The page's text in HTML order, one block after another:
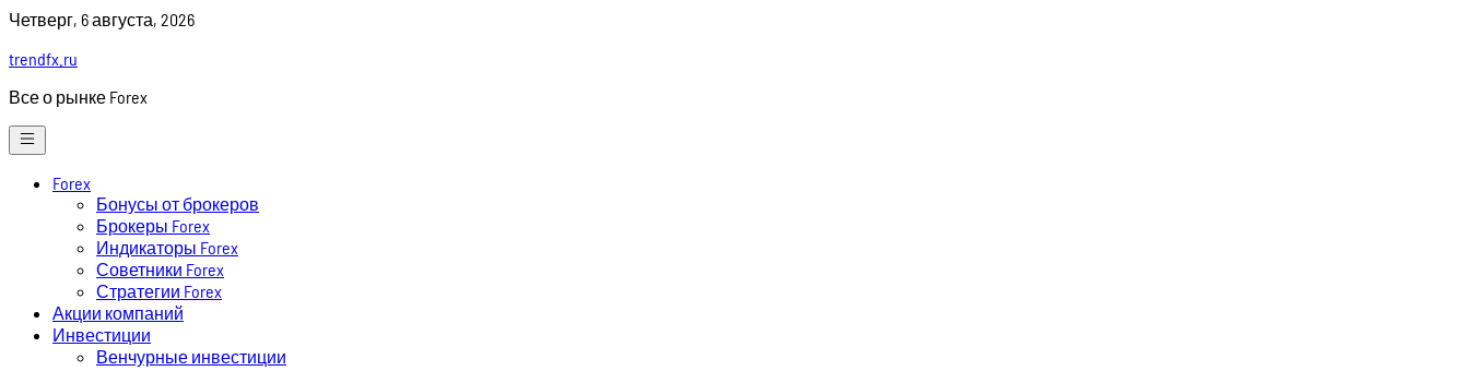
Skip
content
Четверг, 6 августа, 2026
trendfx.ru
Все о рынке Forex
Forex
Бонусы от брокеров
Брокеры Forex
Индикаторы Forex
Советники Forex
Стратегии Forex
Акции компаний
Инвестиции
Венчурные инвестиции